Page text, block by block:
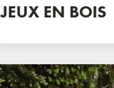
JEUX EN BOIS